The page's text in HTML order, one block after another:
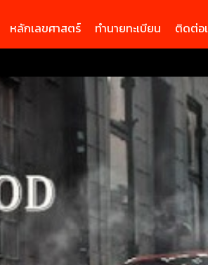
หลักเลขศาสตร์ ทำนายทะเบียน ติดต่อ